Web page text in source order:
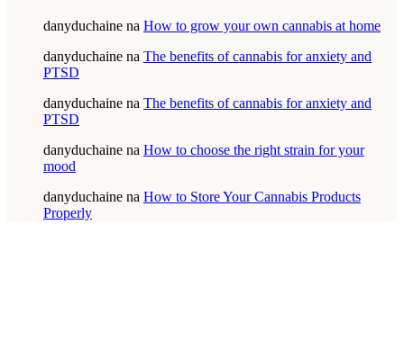
danyduchaine na How to grow your own cannabis at home
danyduchaine na The benefits of cannabis for anxiety and
PTSD
danyduchaine na The benefits of cannabis for anxiety and
PTSD
danyduchaine na How to choose the right strain for your
mood
danyduchaine na How to Store Your Cannabis Products
Properly